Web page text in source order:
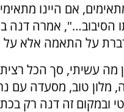
אם היינו
הסיבוב…", אמרה דנה
על התאמה אלא על
מה עשיתי, סך הכל
מלון טוב, מסעדה עם
ובמקום זה דנה רק